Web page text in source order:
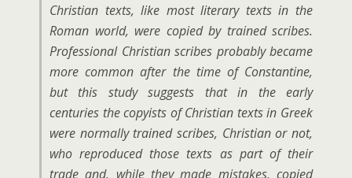
Christian texts, like most literary texts in the
Roman world, were copied by trained scribes.
Professional Christian scribes probably became
more common after the time of Constantine,
but this study suggests that in the early
centuries the copyists of Christian texts in Greek
were normally trained scribes, Christian or not,
who reproduced those texts as part of their
trade and, while they made mistakes, copied